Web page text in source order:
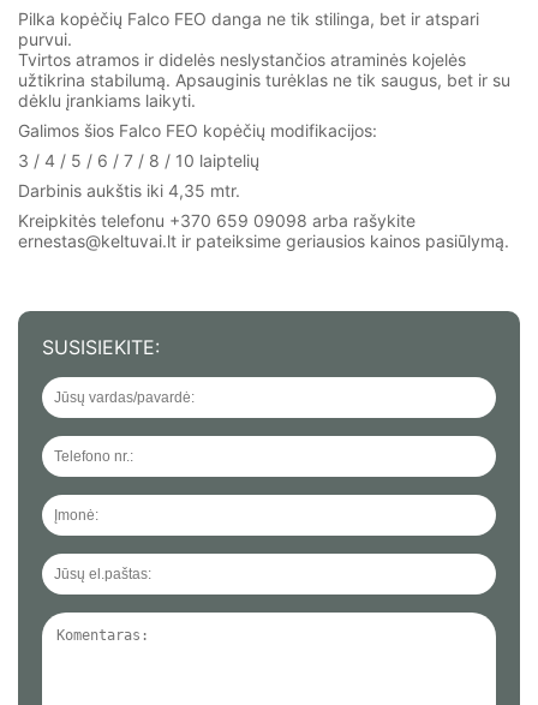
Pilka kopėčių Falco FEO danga ne tik stilinga, bet ir atspari
purvui.
Tvirtos atramos ir didelės neslystančios atraminės kojelės
užtikrina stabilumą. Apsauginis turėklas ne tik saugus, bet ir su
dėklu įrankiams laikyti.
Galimos šios Falco FEO kopėčių modifikacijos:
3 / 4 / 5 / 6 / 7 / 8 / 10 laiptelių
Darbinis aukštis iki 4,35 mtr.
Kreipkitės telefonu +370 659 09098 arba rašykite
ernestas@keltuvai.lt ir pateiksime geriausios kainos pasiūlymą.
SUSISIEKITE: